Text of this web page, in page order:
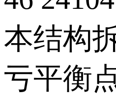
本结构
亏平衡